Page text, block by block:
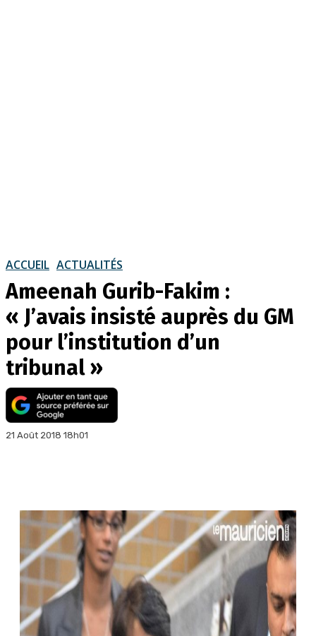
ACCUEIL ACTUALITÉS
Ameenah Gurib-Fakim :
« J’avais insisté auprès du GM
pour l’institution d’un
tribunal »
21 Août 2018 18h01